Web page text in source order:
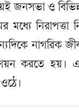
জনসভা ও
মধ্যে নিরাপত্তা
নাগরিক
করতে হয়। এ